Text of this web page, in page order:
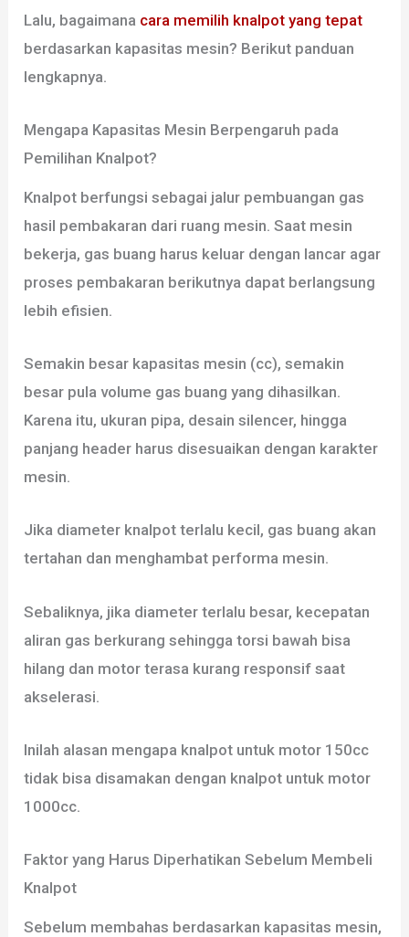
Lalu, bagaimana cara memilih knalpot yang tepat
berdasarkan kapasitas mesin? Berikut panduan
lengkapnya.
Mengapa Kapasitas Mesin Berpengaruh pada
Pemilihan Knalpot?
Knalpot berfungsi sebagai jalur pembuangan gas
hasil pembakaran dari ruang mesin. Saat mesin
bekerja, gas buang harus keluar dengan lancar agar
proses pembakaran berikutnya dapat berlangsung
lebih efisien.
Semakin besar kapasitas mesin (cc), semakin
besar pula volume gas buang yang dihasilkan.
Karena itu, ukuran pipa, desain silencer, hingga
panjang header harus disesuaikan dengan karakter
mesin.
Jika diameter knalpot terlalu kecil, gas buang akan
tertahan dan menghambat performa mesin.
Sebaliknya, jika diameter terlalu besar, kecepatan
aliran gas berkurang sehingga torsi bawah bisa
hilang dan motor terasa kurang responsif saat
akselerasi.
Inilah alasan mengapa knalpot untuk motor 150cc
tidak bisa disamakan dengan knalpot untuk motor
1000cc.
Faktor yang Harus Diperhatikan Sebelum Membeli
Knalpot
Sebelum membahas berdasarkan kapasitas mesin,